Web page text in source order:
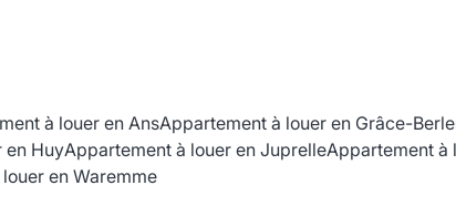
à louer en AnsAppartement à louer en Grâce-
en HuyAppartement à louer en JuprelleAppartement à
en Waremme